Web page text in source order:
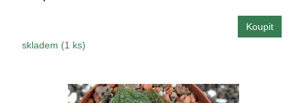
skladem (1 ks)